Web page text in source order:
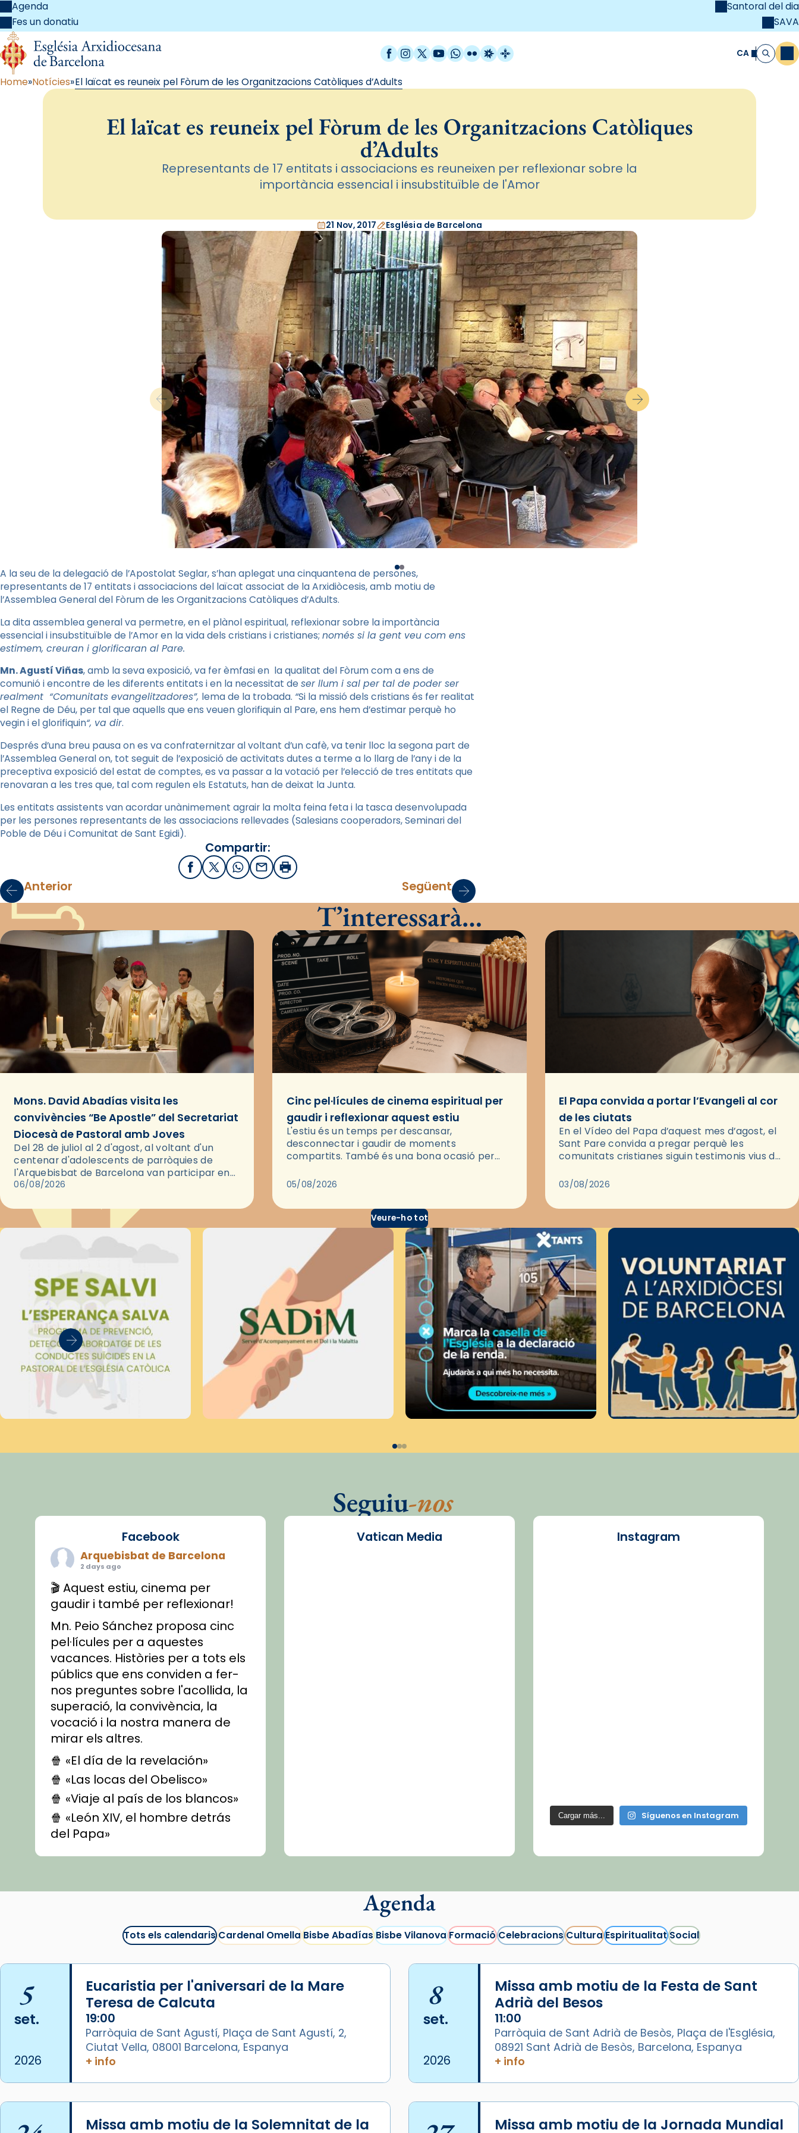
Agenda
Fes un donatiu
Santoral del dia
SAVA
Facebook
Instagram
X / Twitter
YouTube
WhatsApp
FlickrRadio Estel
Catalunya Cristiana CA Cerca
Home Notícies El laïcat es reuneix pel Fòrum de les Organitzacions Catòliques d’Adults
El laïcat es reuneix pel Fòrum de les Organitzacions Catòliques
d’Adults
Representants de 17 entitats i associacions es reuneixen per reflexionar sobre la
importància essencial i insubstituïble de l'Amor
21 Nov, 2017 Església de Barcelona
A la seu de la delegació de l’Apostolat Seglar, s’han aplegat una cinquantena de persones,
representants de 17 entitats i associacions del laïcat associat de la Arxidiòcesis, amb motiu de
l’Assemblea General del Fòrum de les Organitzacions Catòliques d’Adults.
La dita assemblea general va permetre, en el plànol espiritual, reflexionar sobre la importància
essencial i insubstituïble de l’Amor en la vida dels cristians i cristianes; només si la gent veu com ens
estimem, creuran i glorificaran al Pare.
Mn. Agustí Viñas, amb la seva exposició, va fer èmfasi en la qualitat del Fòrum com a ens de
comunió i encontre de les diferents entitats i en la necessitat de ser llum i sal per tal de poder ser
realment “Comunitats evangelitzadores”, lema de la trobada. “Si la missió dels cristians és fer realitat
el Regne de Déu, per tal que aquells que ens veuen glorifiquin al Pare, ens hem d’estimar perquè ho
vegin i el glorifiquin“, va dir.
Després d’una breu pausa on es va confraternitzar al voltant d’un cafè, va tenir lloc la segona part de
l’Assemblea General on, tot seguit de l’exposició de activitats dutes a terme a lo llarg de l’any i de la
preceptiva exposició del estat de comptes, es va passar a la votació per l’elecció de tres entitats que
renovaran a les tres que, tal com regulen els Estatuts, han de deixat la Junta.
Les entitats assistents van acordar unànimement agrair la molta feina feta i la tasca desenvolupada
per les persones representants de les associacions rellevades (Salesians cooperadors, Seminari del
Poble de Déu i Comunitat de Sant Egidi).
Compartir:
FacebookX / Twitter
WhatsApp
EmailImprimir
Anterior Següent
T’interessarà…
Mons. David Abadías visita les
convivències “Be Apostle” del Secretariat
Diocesà de Pastoral amb Joves
Del 28 de juliol al 2 d'agost, al voltant d'un
centenar d'adolescents de parròquies de
l'Arquebisbat de Barcelona van participar en
les convivències Be Apostle, organitzades pel
06/08/2026
Cinc pel·lícules de cinema espiritual per
gaudir i reflexionar aquest estiu
L'estiu és un temps per descansar,
desconnectar i gaudir de moments
compartits. També és una bona ocasió per
través del cinema, reflexionar sobre les…
05/08/2026
El Papa convida a portar l’Evangeli al cor
de les ciutats
En el Vídeo del Papa d’aquest mes d’agost, el
Sant Pare convida a pregar perquè les
comunitats cristianes siguin testimonis vius de
pregària, el…
03/08/2026
Veure-ho tot
Seguiu-nos
Facebook
Arquebisbat de Barcelona
2 days ago
🎬 Aquest estiu, cinema per
gaudir i també per reflexionar!
Mn. Peio Sánchez proposa cinc
pel·lícules per a aquestes
vacances. Històries per a tots els
públics que ens conviden a fer-
nos preguntes sobre l'acollida, la
superació, la convivència, la
vocació i la nostra manera de
mirar els altres.
🍿 «El día de la revelación»
🍿 «Las locas del Obelisco»
🍿 «Viaje al país de los blancos»
🍿 «León XIV, el hombre detrás
del Papa»
🍿 «Las ovejas detectives»
recomanacions i prepara una
#CinemaEspiritualitual
@cinemaspiritcat
Imatge: Generada amb IA
(OpenAI)
Video
View on Facebook
Arquebisbat de Barcelona
1 week ago
La Carmina va patir depressió.
Fa gairebé dos mesos, a l'Estadi
Lluís Companys, la jove va fer
Vatican Media Instagram
Cargar más... Síguenos en Instagram
Agenda
Tots els calendarisCardenal OmellaBisbe AbadíasBisbe VilanovaFormacióCelebracionsCulturaEspiritualitatSocial
5
set.
2026
Eucaristia per l'aniversari de la Mare
Teresa de Calcuta
19:00
Parròquia de Sant Agustí, Plaça de Sant Agustí, 2,
Ciutat Vella, 08001 Barcelona, Espanya
+ info
8
set.
2026
Missa amb motiu de la Festa de Sant
Adrià del Besos
11:00
Parròquia de Sant Adrià de Besòs, Plaça de l'Església,
08921 Sant Adrià de Besòs, Barcelona, Espanya
+ info
Missa amb motiu de la Solemnitat de la
Missa amb motiu de la Jornada Mundial